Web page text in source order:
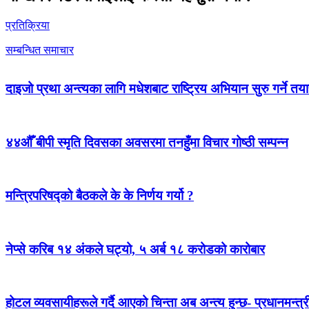
प्रतिक्रिया
सम्बन्धित समाचार
दाइजो प्रथा अन्त्यका लागि मधेशबाट राष्ट्रिय अभियान सुरु गर्ने
४४औँ बीपी स्मृति दिवसका अवसरमा तनहुँमा विचार गोष्ठी सम्पन्न
मन्त्रिपरिषद्को बैठकले के के निर्णय गर्यो ?
नेप्से करिब १४ अंकले घट्यो, ५ अर्ब १८ करोडको कारोबार
होटल व्यवसायीहरूले गर्दै आएको चिन्ता अब अन्त्य हुन्छ-